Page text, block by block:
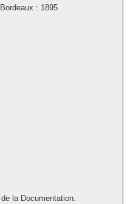
: 1895
la Documentation.